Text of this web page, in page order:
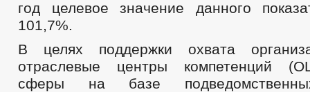
год целевое значение данного
101,7%.
В целях поддержки охвата
отраслевые центры компетенций
сферы на базе